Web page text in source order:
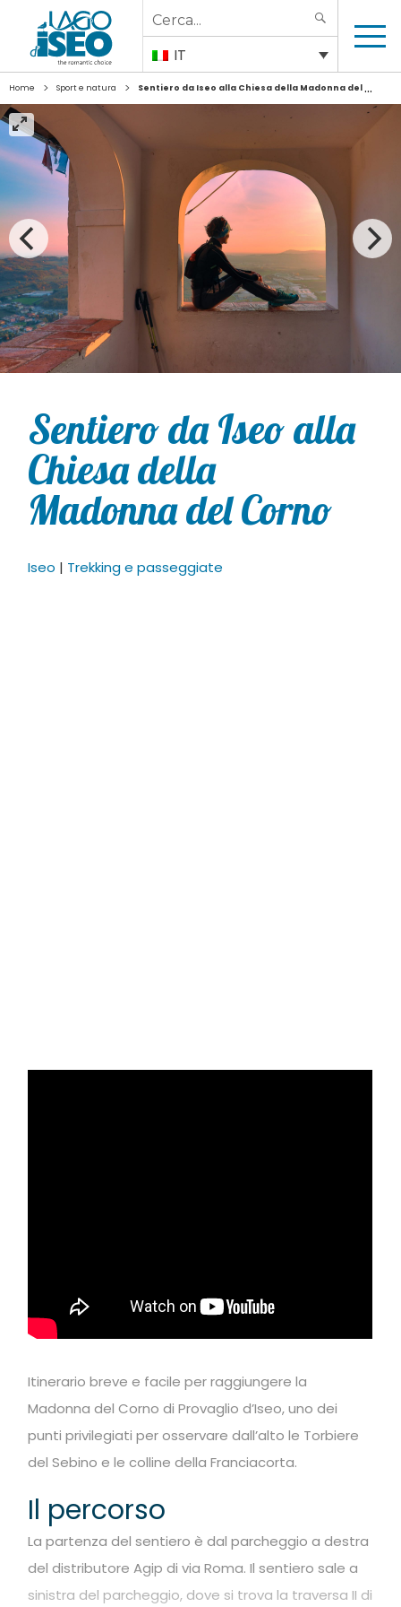
Search
for:
IT
Home > Sport e natura > Sentiero da Iseo alla Chiesa della Madonna del Corno
Sentiero da Iseo alla
Chiesa della
Madonna del Corno
Iseo | Trekking e passeggiate
Itinerario breve e facile per raggiungere la
Madonna del Corno di Provaglio d’Iseo, uno dei
punti privilegiati per osservare dall’alto le Torbiere
del Sebino e le colline della Franciacorta.
Il percorso
La partenza del sentiero è dal parcheggio a destra
del distributore Agip di via Roma. Il sentiero sale a
sinistra del parcheggio, dove si trova la traversa II di